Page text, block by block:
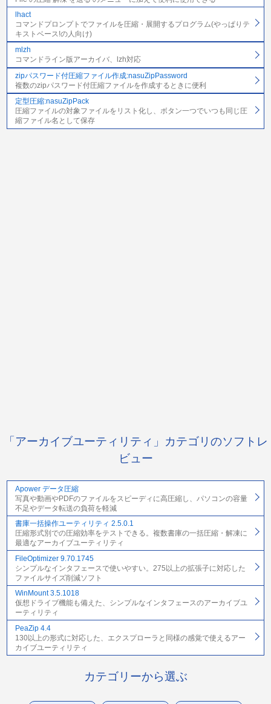
lhact
コマンドプロンプトでファイルを圧縮・展開するプログラム(やっぱりテ
キストベース!の人向け)
mlzh
コマンドライン版アーカイバ、lzh対応
zipパスワード付圧縮ファイル作成:nasuZipPassword
複数のzipパスワード付圧縮ファイルを作成するときに便利
定型圧縮:nasuZipPack
圧縮ファイルの対象ファイルをリスト化し、ボタン一つでいつも同じ圧
縮ファイル名として保存
「アーカイブユーティリティ」カテゴリのソフトレ
ビュー
Apower データ圧縮
写真や動画やPDFのファイルをスピーディに高圧縮し、パソコンの容量
不足やデータ転送の負荷を軽減
書庫一括操作ユーティリティ 2.5.0.1
圧縮形式別での圧縮効率をテストできる。複数書庫の一括圧縮・解凍に
最適なアーカイブユーティリティ
FileOptimizer 9.70.1745
シンプルなインタフェースで使いやすい。275以上の拡張子に対応した
ファイルサイズ削減ソフト
WinMount 3.5.1018
仮想ドライブ機能も備えた、シンプルなインタフェースのアーカイブユ
ーティリティ
PeaZip 4.4
130以上の形式に対応した、エクスプローラと同様の感覚で使えるアー
カイブユーティリティ
カテゴリーから選ぶ